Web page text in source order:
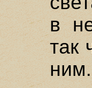
в
так
ним.